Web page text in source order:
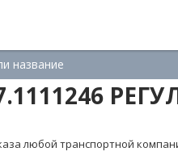
любой транспортной